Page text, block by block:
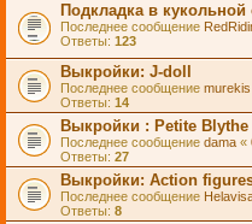
Подкладка в кукольной
Последнее сообщение
Ответы: 123
Выкройки: J-doll
Последнее сообщение murekis
Ответы: 14
Выкройки : Petite Blythe
Последнее сообщение dama «
Ответы: 27
Выкройки: Action
Последнее сообщение
Ответы: 8